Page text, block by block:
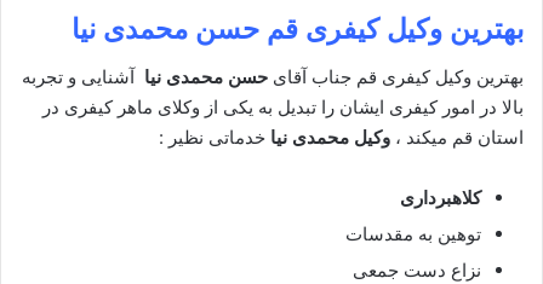
بهترین وکیل کیفری قم حسن محمدی نیا
بهترین وکیل کیفری قم جناب آقای حسن محمدی نیا آشنایی و تجربه
بالا در امور کیفری ایشان را تبدیل به یکی از وکلای ماهر کیفری در
استان قم میکند ، وکیل محمدی نیا خدماتی نظیر :
کلاهبرداری
توهین به مقدسات
نزاع دست جمعی